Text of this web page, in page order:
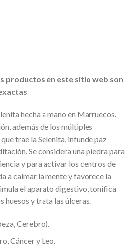
productos en este sitio web son
hecha a mano en Marruecos.
además de los múltiples
trae la Selenita, infunde paz
Se considera una piedra para
y para activar los centros de
a calmar la mente y favorece la
el aparato digestivo, tonifica
huesos y trata las úlceras.
Cerebro).
Cáncer y Leo.